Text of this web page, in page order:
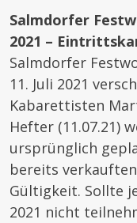
Salmdorfer
2021 –
Salmdorfer
11. Juli 2021
Kabarettisten
Hefter (11.07.21)
ursprünglich
bereits
Gültigkeit. Sollte
2021 nicht